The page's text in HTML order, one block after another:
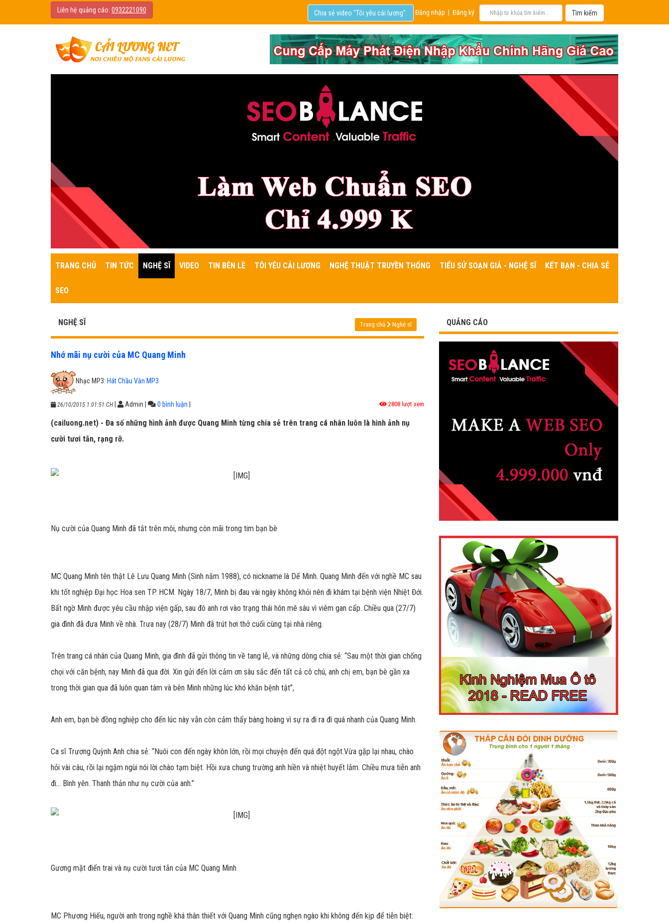
Liên hệ quảng cáo: 0932221090 Đăng nhập Đăng ký
Chia sẻ video "Tôi yêu cải lương".
TRANG CHỦ TIN TỨC NGHỆ SĨ VIDEO TIN BÊN LỀ TÔI YÊU CẢI LƯƠNG NGHỆ THUẬT TRUYỀN THỐNG TIỂU SỬ SOẠN GIẢ - NGHỆ SĨ KẾT BẠN - CHIA SẺ
SEO
NGHỆ SĨ Trang chủ Nghệ sĩ
Nhớ mãi nụ cười của MC Quang Minh
Nhạc MP3: Hát Chầu Văn MP3
26/10/2015 1:01:51 CH Admin 0 bình luận 2808 lượt xem
(cailuong.net) - Đa số những hình ảnh được Quang Minh từng chia sẻ trên trang cá nhân luôn là hình ảnh nụ
cười tươi tắn, rạng rỡ.
Nụ cười của Quang Minh đã tắt trên môi, nhưng còn mãi trong tim bạn bè
MC Quang Minh tên thật Lê Lưu Quang Minh (Sinh năm 1988), có nickname là Dế Minh. Quang Minh đến với nghề MC sau
khi tốt nghiệp Đại học Hoa sen TP. HCM. Ngày 18/7, Minh bị đau vài ngày không khỏi nên đi khám tại bệnh viện Nhiệt Đới.
Bất ngờ Minh được yêu cầu nhập viện gấp, sau đó anh rơi vào trạng thái hôn mê sâu vì viêm gan cấp. Chiều qua (27/7)
gia đình đã đưa Minh về nhà. Trưa nay (28/7) Minh đã trút hơi thở cuối cùng tại nhà riêng.
Trên trang cá nhân của Quang Minh, gia đình đã gửi thông tin về tang lễ, và những dòng chia sẻ: “Sau một thời gian chống
chọi với căn bệnh, nay Minh đã qua đời. Xin gửi đến lời cảm ơn sâu sắc đến tất cả cô chú, anh chị em, bạn bè gần xa
trong thời gian qua đã luôn quan tâm và bên Minh những lúc khó khăn bệnh tật”,
Anh em, bạn bè đồng nghiệp cho đến lúc này vẫn còn cảm thấy bàng hoàng vì sự ra đi ra đi quá nhanh của Quang Minh.
Ca sĩ Trương Quỳnh Anh chia sẻ: “Nuôi con đến ngày khôn lớn, rồi mọi chuyện đến quá đột ngột.Vừa gặp lại nhau, chào
hỏi vài câu, rồi lại ngậm ngùi nói lời chào tạm biệt. Hồi xưa chung trường anh hiền và nhiệt huyết lắm. Chiều mưa tiễn anh
đi... Bình yên. Thanh thản như nụ cười của anh.”
Gương mặt điển trai và nụ cười tươi tắn của MC Quang Minh
MC Phương Hiếu, người anh trong nghề khá thân thiết với Quang Minh cũng nghẹn ngào khi không đến kịp để tiễn biệt:
QUẢNG CÁO
Like Fanpage Để Ủng Hộ Chúng Tôi Duy Trì Website